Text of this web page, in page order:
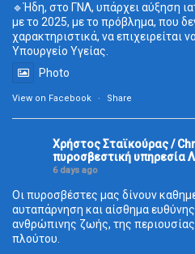
🔹Ήδη, στο ΓΝΛ, υπάρχει αύξηση
με το 2025, με το πρόβλημα, που
χαρακτηριστικά, να επιχειρείται
Υπουργείο Υγείας.
Photo
View on Facebook · Share
Χρήστος Σταϊκούρας /
πυροσβεστική υπηρεσία
6 days ago
Οι πυροσβέστες μας δίνουν
αυταπάρνηση και αίσθημα
ανθρώπινης ζωής, της
πλούτου.